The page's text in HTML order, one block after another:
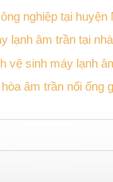
nghiệp tại huyện
lạnh âm trần tại
vệ sinh máy lạnh
âm trần nối ống